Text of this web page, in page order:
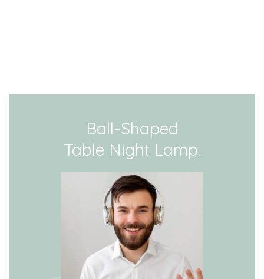
Ball-Shaped
Table Night Lamp.